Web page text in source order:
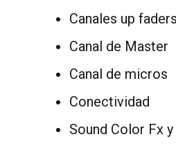
Canales up
Canal de Master
Canal de micros
Conectividad
Sound Color Fx